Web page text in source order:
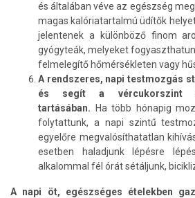
és általában véve az egészség
magas kalóriatartalmú üdítők
jelentenek a különböző finom
gyógyteák, melyeket
felmelegítő hőmérsékleten vagy
A rendszeres, napi testmozgás
és segít a vércukorszint
tartásában.
Ha több hónapig
folytattunk, a napi szintű
egyelőre megvalósíthatatlan
esetben haladjunk lépésre
alkalommal fél órát sétáljunk,
A napi öt, egészséges ételekben